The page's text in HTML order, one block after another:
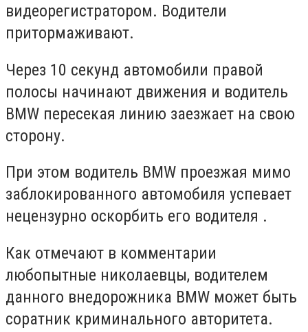
видеорегистратором. Водители
притормаживают.
Через 10 секунд автомобили правой
полосы начинают движения и водитель
BMW пересекая линию заезжает на свою
сторону.
При этом водитель BMW проезжая мимо
заблокированного автомобиля успевает
нецензурно оскорбить его водителя .
Как отмечают в комментарии
любопытные николаевцы, водителем
данного внедорожника BMW может быть
соратник криминального авторитета.